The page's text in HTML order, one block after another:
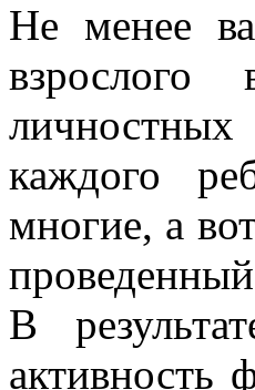
Не менее
каждого
многие, а
В
активность